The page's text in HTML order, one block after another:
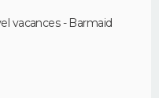
vacances - Barmaid